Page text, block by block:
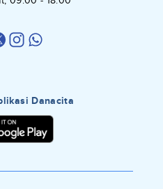
Danacita